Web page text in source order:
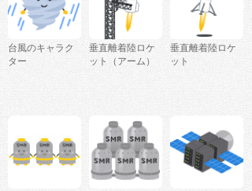
台風のキャラク
ター
垂直離着陸ロケ
ット（アーム）
垂直離着陸ロケ
ット